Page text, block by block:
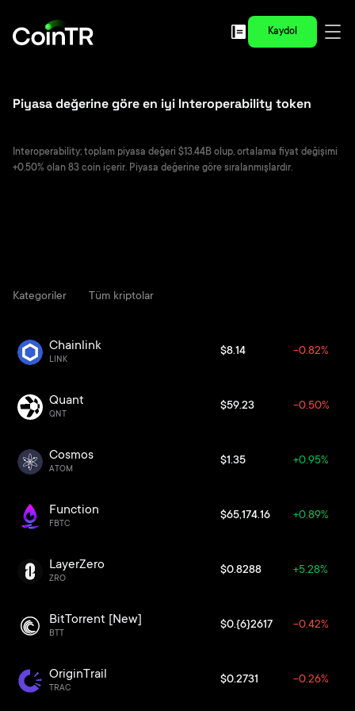
Kaydol
Piyasa değerine göre en iyi Interoperability token
Interoperability; toplam piyasa değeri $13.44B olup, ortalama fiyat değişimi
+0.50% olan 83 coin içerir. Piyasa değerine göre sıralanmışlardır.
Kategoriler Tüm kriptolar
Chainlink
LINK
$8.14 -0.82%
Quant
QNT
$59.23 -0.50%
Cosmos
ATOM
$1.35 +0.95%
Function
FBTC
$65,174.16 +0.89%
LayerZero
ZRO
$0.8288 +5.28%
BitTorrent [New]
BTT
$0.{6}2617 -0.42%
OriginTrail
TRAC
$0.2731 -0.26%